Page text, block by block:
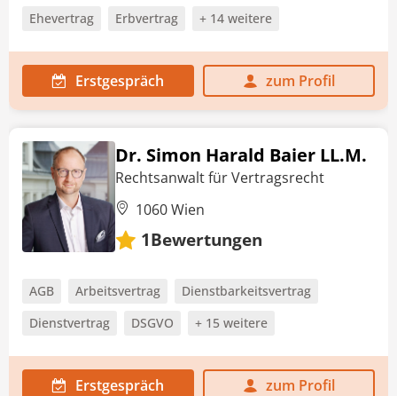
Ehevertrag
Erbvertrag + 14 weitere
Erstgespräch zum Profil
Dr. Simon Harald Baier LL.M.
Rechtsanwalt für Vertragsrecht
1060 Wien
1Bewertungen
AGB Arbeitsvertrag
Dienstbarkeitsvertrag
Dienstvertrag
DSGVO + 15 weitere
Erstgespräch zum Profil